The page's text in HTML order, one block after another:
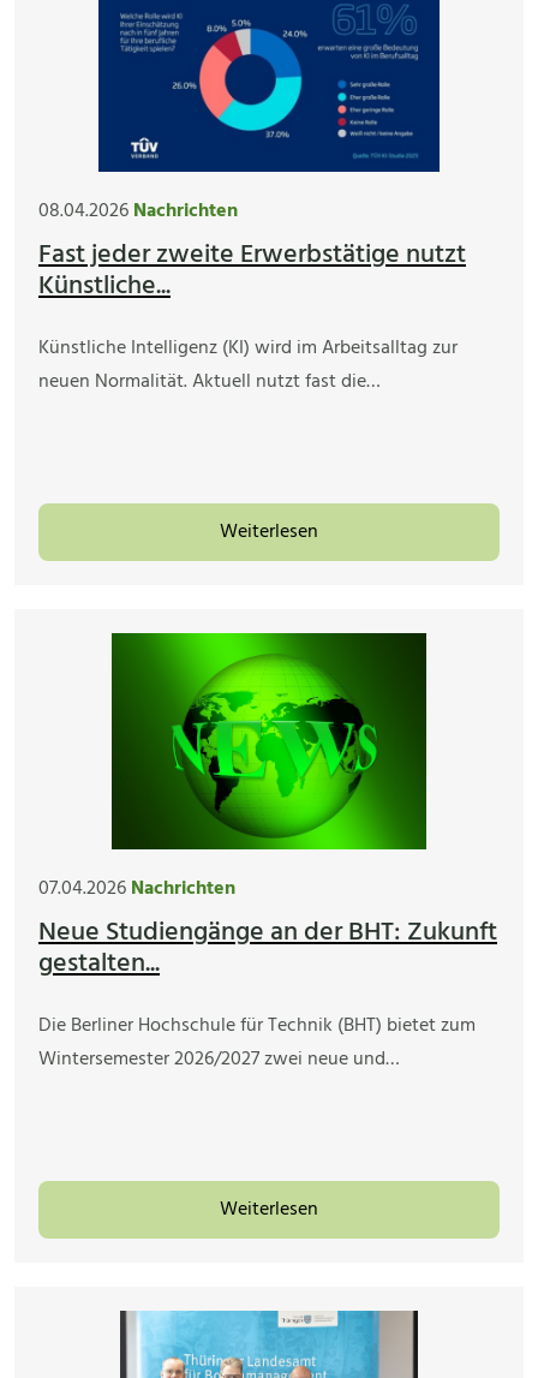
08.04.2026Nachrichten
Fast jeder zweite Erwerbstätige nutzt
Künstliche...
Künstliche Intelligenz (KI) wird im Arbeitsalltag zur
neuen Normalität. Aktuell nutzt fast die…
Weiterlesen
07.04.2026Nachrichten
Neue Studiengänge an der BHT: Zukunft
gestalten...
Die Berliner Hochschule für Technik (BHT) bietet zum
Wintersemester 2026/2027 zwei neue und…
Weiterlesen